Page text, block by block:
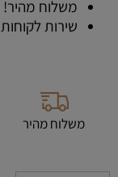
משלוח מהיר!
שירות
משלוח מהיר